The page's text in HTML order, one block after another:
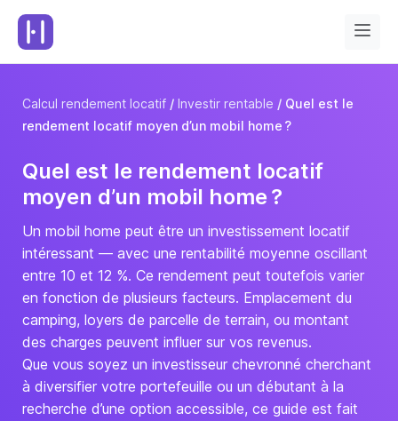
Calcul rendement locatif Investir rentable
Quel est le
rendement locatif moyen d’un mobil home ?
Quel est le rendement locatif
moyen d’un mobil home ?
Un mobil home peut être un investissement locatif
intéressant — avec une rentabilité moyenne oscillant
entre 10 et 12 %. Ce rendement peut toutefois varier
en fonction de plusieurs facteurs. Emplacement du
camping, loyers de parcelle de terrain, ou montant
des charges peuvent influer sur vos revenus.
Que vous soyez un investisseur chevronné cherchant
à diversifier votre portefeuille ou un débutant à la
recherche d’une option accessible, ce guide est fait